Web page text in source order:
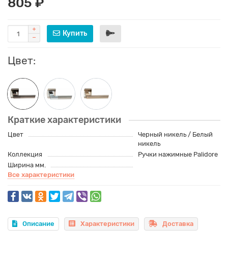
Купить
Цвет:
Краткие характеристики
Цвет
Черный никель / Белый
никель
Коллекция
Ручки нажимные Palidore
Ширина мм.
Все характеристики
Описание Характеристики Доставка